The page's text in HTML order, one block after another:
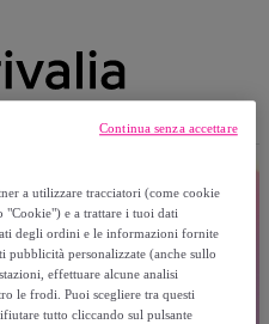
a utilizzare tracciatori (come cookie
e a trattare i tuoi dati
degli ordini e le informazioni fornite
personalizzate (anche sullo
effettuare alcune analisi
le frodi. Puoi scegliere tra questi
tutto cliccando sul pulsante
Continua senza accettare